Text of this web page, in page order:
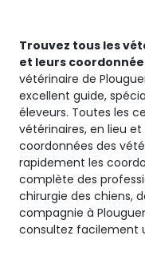
Trouvez tous les
et leurs
vétérinaire de
excellent guide,
éleveurs. Toutes les
vétérinaires, en lieu
coordonnées des
rapidement les
complète des
chirurgie des chiens,
compagnie à
consultez facilement